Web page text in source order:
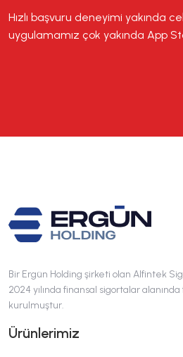
Hızlı başvuru deneyimi yakında
uygulamamız çok yakında App
Bir Ergün Holding şirketi olan Alfintek
2024 yılında finansal sigortalar
kurulmuştur.
Ürünlerimiz